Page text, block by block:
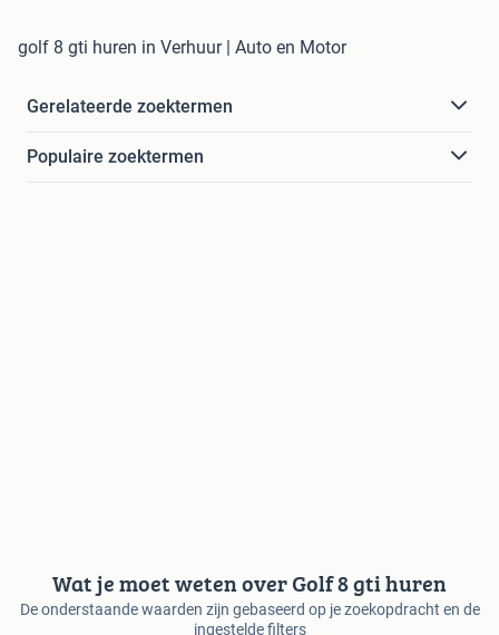
golf 8 gti huren in Verhuur | Auto en Motor
Gerelateerde zoektermen
Populaire zoektermen
Wat je moet weten over Golf 8 gti huren
De onderstaande waarden zijn gebaseerd op je zoekopdracht en de
ingestelde filters